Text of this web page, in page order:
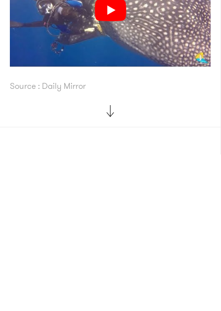
Source : Daily Mirror